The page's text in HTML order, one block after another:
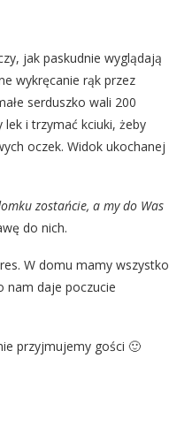
jak paskudnie wyglądają
wykręcanie rąk przez
serduszko wali 200
i trzymać kciuki, żeby
oczek. Widok ukochanej
zostańcie, a my do Was
do nich.
W domu mamy wszystko
nam daje poczucie
przyjmujemy gości 🙂